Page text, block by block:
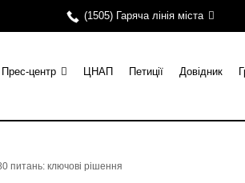
(1505) Гаряча лінія міста
Прес-центр ЦНАП Петиції Довідник
питань: ключові рішення